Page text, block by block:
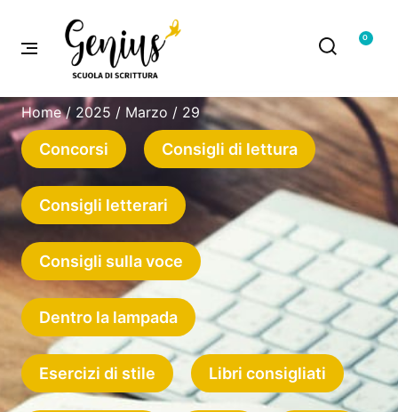
0
Home/ 2025 / Marzo / 29
Concorsi Consigli di lettura
Consigli letterari
Consigli sulla voce
Dentro la lampada
Esercizi di stile Libri consigliati